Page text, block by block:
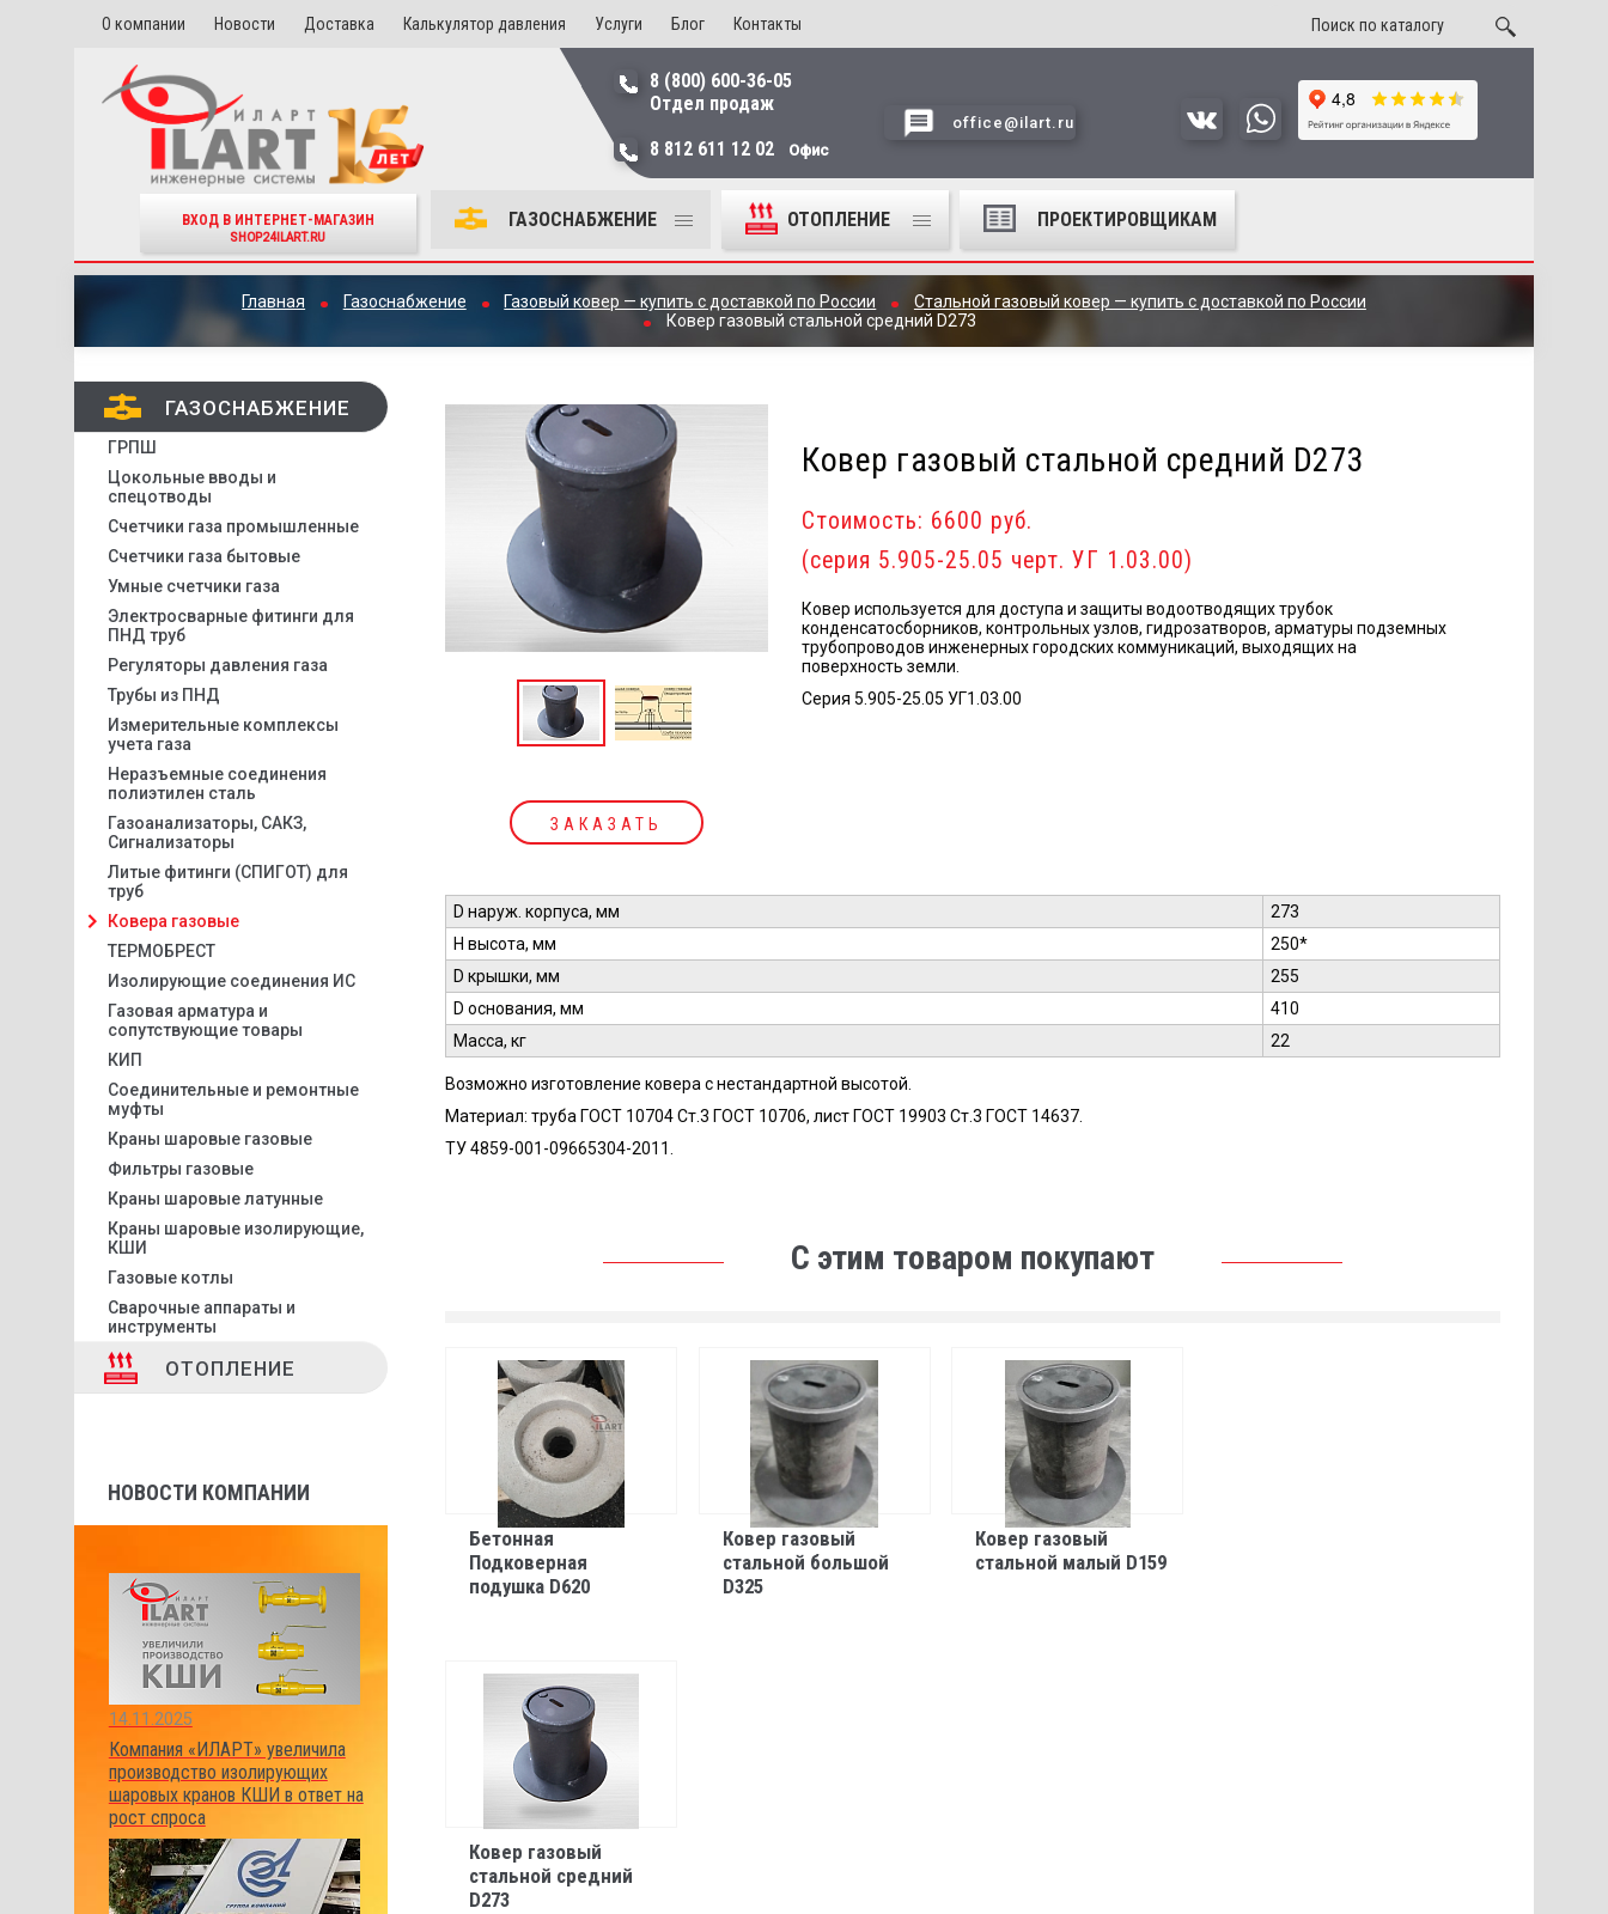
О компании Новости Доставка Калькулятор давления Услуги Блог Контакты
ВХОД В ИНТЕРНЕТ-МАГАЗИН
SHOP24ILART.RU
8 (800) 600-36-05
Отдел продаж
8 812 611 12 02
Офис
office@ilart.ru
ГАЗОСНАБЖЕНИЕ ОТОПЛЕНИЕ ПРОЕКТИРОВЩИКАМ
Главная Газоснабжение Газовый ковер — купить с доставкой по России
Стальной газовый ковер — купить с доставкой по России
Ковер газовый стальной средний D273
ГАЗОСНАБЖЕНИЕ
ГРПШ
Цокольные вводы и
спецотводы
Счетчики газа промышленные
Счетчики газа бытовые
Умные счетчики газа
Электросварные фитинги для
ПНД труб
Регуляторы давления газа
Трубы из ПНД
Измерительные комплексы
учета газа
Неразъемные соединения
полиэтилен сталь
Газоанализаторы, САКЗ,
Сигнализаторы
Литые фитинги (СПИГОТ) для
труб
Ковера газовые
ТЕРМОБРЕСТ
Изолирующие соединения ИС
Газовая арматура и
сопутствующие товары
КИП
Соединительные и ремонтные
муфты
Краны шаровые газовые
Фильтры газовые
Краны шаровые латунные
Краны шаровые изолирующие,
КШИ
Газовые котлы
Сварочные аппараты и
инструменты
ОТОПЛЕНИЕ
НОВОСТИ КОМПАНИИ
14.11.2025
Компания «ИЛАРТ» увеличила
производство изолирующих
шаровых кранов КШИ в ответ на
рост спроса
ЗАКАЗАТЬ
Ковер газовый стальной средний D273
Стоимость: 6600 руб.
(серия 5.905-25.05 черт. УГ 1.03.00)
Ковер используется для доступа и защиты водоотводящих трубок
конденсатосборников, контрольных узлов, гидрозатворов, арматуры подземных
трубопроводов инженерных городских коммуникаций, выходящих на
поверхность земли.
Серия 5.905-25.05 УГ1.03.00
D наруж. корпуса, мм
273
H высота, мм
250*
D крышки, мм
255
D основания, мм
410
Масса, кг
22
Возможно изготовление ковера с нестандартной высотой.
Материал: труба ГОСТ 10704 Ст.3 ГОСТ 10706, лист ГОСТ 19903 Ст.3 ГОСТ 14637.
ТУ 4859-001-09665304-2011.
С этим товаром покупают
Бетонная
Подковерная
подушка D620
Ковер газовый
стальной большой
D325
Ковер газовый
стальной малый D159
Ковер газовый
стальной средний
D273